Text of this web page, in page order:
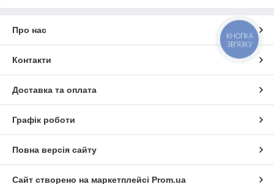
Про нас
Контакти
Доставка та оплата
Графік роботи
Повна версія сайту
Сайт створено на маркетплейсі Prom.ua
КНОПКА
ЗВ'ЯЗКУ